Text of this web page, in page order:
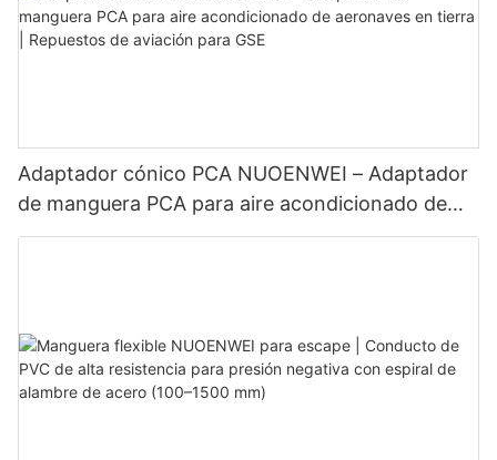
Adaptador cónico PCA NUOENWEI – Adaptador
de manguera PCA para aire acondicionado de
aeronaves en tierra | Repuestos de aviación para